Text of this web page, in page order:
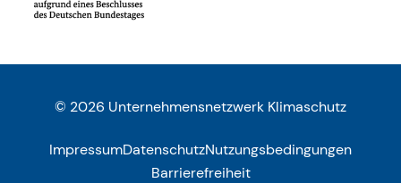
© 2026 Unternehmensnetzwerk Klimaschutz
ImpressumDatenschutzNutzungsbedingungen
Barrierefreiheit